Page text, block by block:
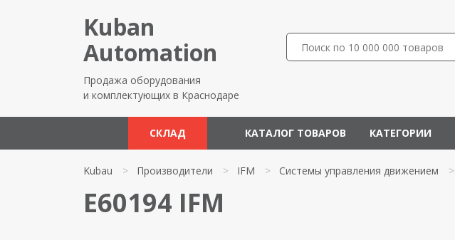
Kuban
Automation
Продажа оборудования
и комплектующих в Краснодаре
СКЛАД КАТАЛОГ ТОВАРОВ КАТЕГОРИИ
Kubau > Производители > IFM > Системы управления движением >
E60194 IFM